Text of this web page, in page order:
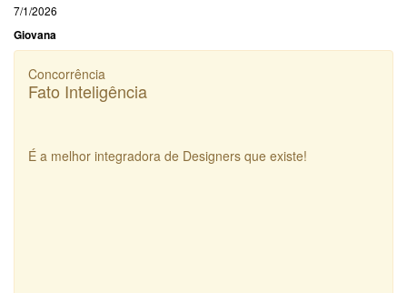
7/1/2026
Giovana
Concorrência
Fato Inteligência
É a melhor integradora de Designers que existe!